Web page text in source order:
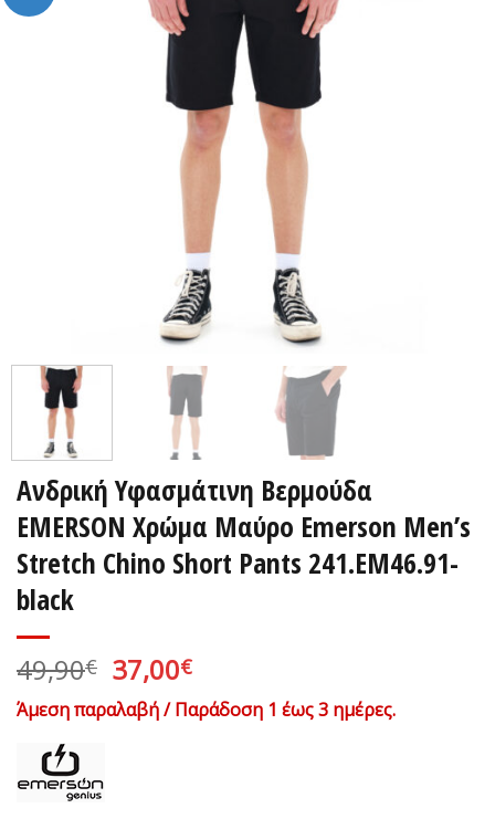
Ανδρική Υφασμάτινη Βερμούδα
EΜERSON Χρώμα Μαύρο Emerson Men’s
Stretch Chino Short Pants 241.EM46.91-
black
49,90€ Original
price
was:
37,00€Η
τρέχουσα
τιμή
Άμεση παραλαβή / Παράδοση 1 έως 3 ημέρες.